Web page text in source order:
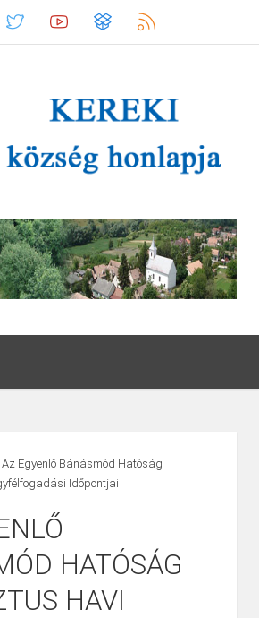
Az Egyenlő Bánásmód Hatóság
Időpontjai
HATÓSÁG
HAVI